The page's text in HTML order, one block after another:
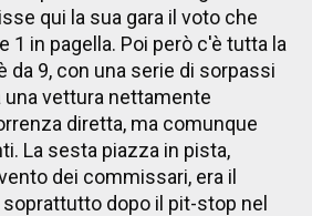
qui la sua gara il voto che
1 in pagella. Poi però c'è tutta la
da 9, con una serie di sorpassi
una vettura nettamente
diretta, ma comunque
La sesta piazza in pista,
dei commissari, era il
dopo il pit-stop nel